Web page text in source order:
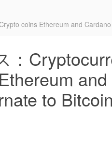
coins Ethereum and
：
to